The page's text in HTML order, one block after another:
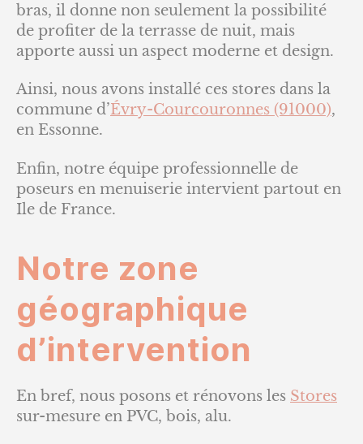
bras, il donne non seulement la possibilité
de profiter de la terrasse de nuit, mais
apporte aussi un aspect moderne et design.
Ainsi, nous avons installé ces stores dans la
commune d’Évry-Courcouronnes (91000),
en Essonne.
Enfin, notre équipe professionnelle de
poseurs en menuiserie intervient partout en
Ile de France.
Notre zone
géographique
d’intervention
En bref, nous posons et rénovons les Stores
sur-mesure en PVC, bois, alu.